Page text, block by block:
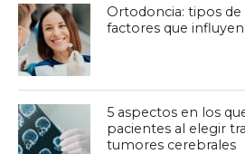
Ortodoncia: tipos
factores que
5 aspectos en los
pacientes al elegir
tumores cerebrales